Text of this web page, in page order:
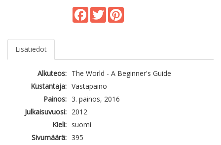
Facebook
Twitter
Lisätiedot
Alkuteos: The World - A Beginner's Guide
Kustantaja: Vastapaino
Painos: 3. painos, 2016
Julkaisuvuosi: 2012
Kieli: suomi
Sivumäärä: 395